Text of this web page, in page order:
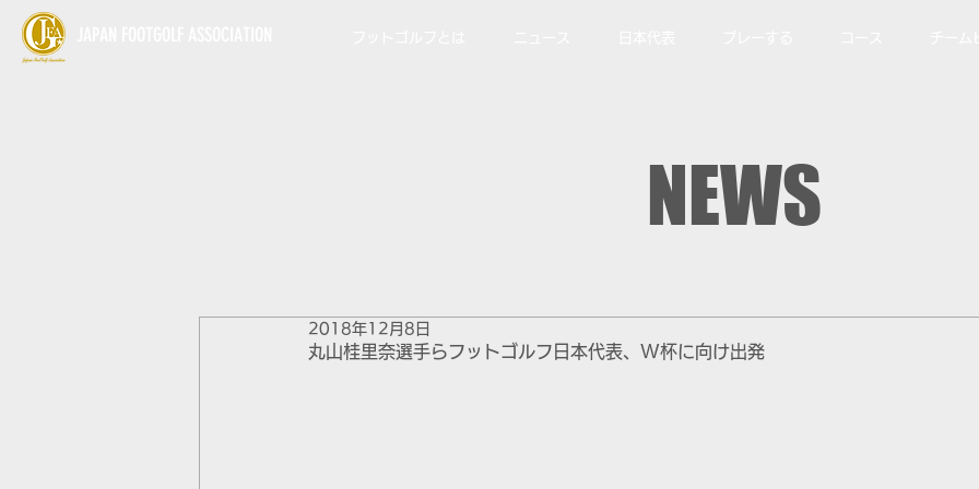
NEWS
丸山桂里奈選手らフットゴルフ日本代表、W杯に向け出発
2018年12月8日